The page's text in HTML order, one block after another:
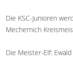
Die KSC-Junioren
Mechernich
Die Meister-Elf: